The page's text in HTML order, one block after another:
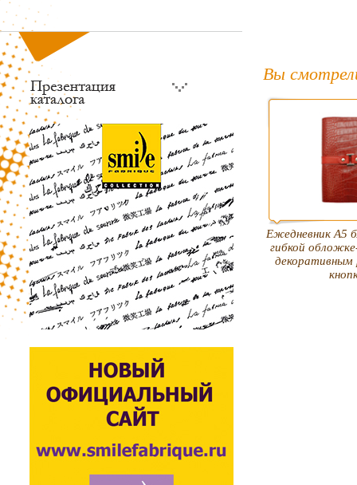
Вы
Ежедневник А5
гибкой
декоративным